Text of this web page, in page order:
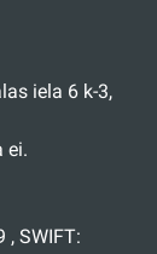
iela 6 k-3,
ei.
, SWIFT: